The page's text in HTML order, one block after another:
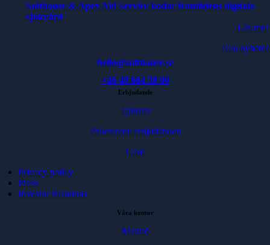
Softhouse & Apex Aid Service kodar framtidens digitala
sjukvård
Läs mer
Alla nyheter
hello@softhouse.se
+46 40 664 39 00
Erbjudande
Tjänster
Paketerade erbjudanden
Case
Privacy policy
Press
Investor Relations
Våra kontor
Malmö